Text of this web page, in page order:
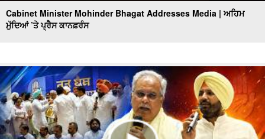
Cabinet Minister Mohinder Bhagat Addresses Media | ਅਹਿਮ
ਮੁੱਦਿਆਂ ’ਤੇ ਪ੍ਰੈਸ ਕਾਨਫ਼ਰੰਸ